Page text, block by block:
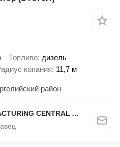
Топливо дизель
копания 11,7 м
район
SANY AUTOMOBILE MANUFACTURING CENTRAL ASIA